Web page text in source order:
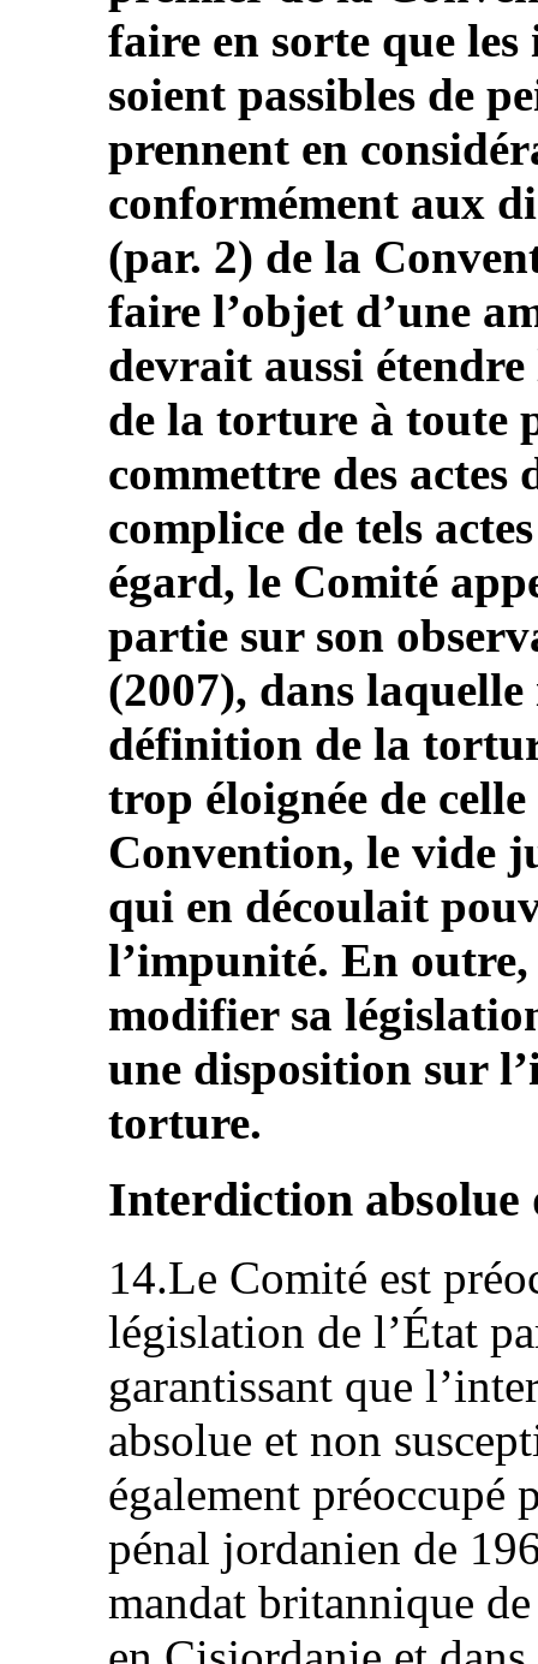
faire en sorte que
soient passibles de
prennent en
conformément aux
(par. 2) de la
faire l’objet d’une
devrait aussi
de la torture à toute
commettre des
complice de tels
égard, le Comité
partie sur son
(2007), dans
définition de la
trop éloignée de
Convention, le vide
qui en découlait
l’impunité. En
modifier sa
une disposition sur
torture.
Interdiction absolue
14.Le Comité est
législation de l’État
garantissant que
absolue et non
également préoccupé
pénal jordanien de
mandat britannique